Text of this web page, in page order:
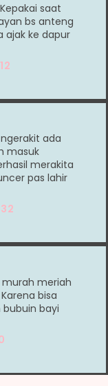
saat
bs anteng
ajak ke dapur
ada
masuk
merakita
pas lahir
meriah
bisa
bayi